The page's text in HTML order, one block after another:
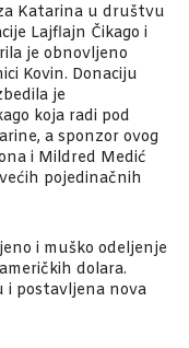
Katarina u društvu
Lajflajn Čikago i
je obnovljeno
Kovin. Donaciju
je
koja radi pod
a sponzor ovog
i Mildred Medić
pojedinačnih
i muško odeljenje
dolara.
i postavljena nova